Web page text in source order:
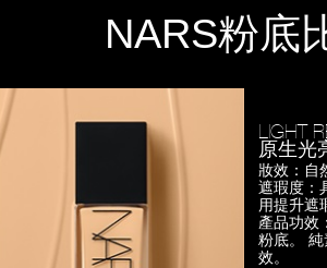
NARS粉底
LIGHT
原生光
妝效：自
遮瑕度：
用提升遮
產品功效
粉底。
純
效。